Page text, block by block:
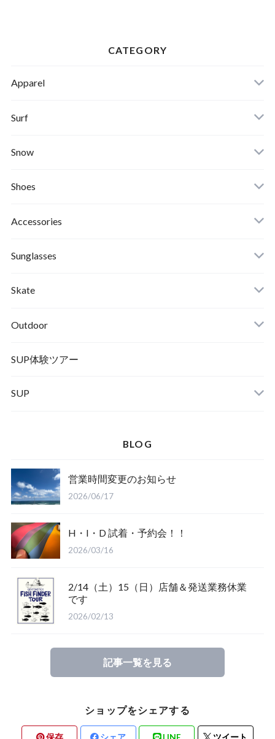
CATEGORY
Apparel
Banks Journal
Critical Slide(TCSS)
Afends
Roial
RVCA
ACER
Turn Me On
KAYA
Salty Crew
Surf
Surfboards
Wetsuits,Rush Guard
Winter Goods
Snow
Board
Binding
Boots
Bc Gear
Goggle
Helmet
SOX
Glove
Shoes
Sandals
Shoes
Winter Shoes
Accessories
Other
Sunglasses
Skate
Outdoor
Norrona
SUP体験ツアー
SUP
BLOG
営業時間変更のお知らせ
2026/06/17
H・I・D 試着・予約会！！
2026/03/16
2/14（土）15（日）店舗＆発送業務休業
です
2026/02/13
記事一覧を見る
ショップをシェアする